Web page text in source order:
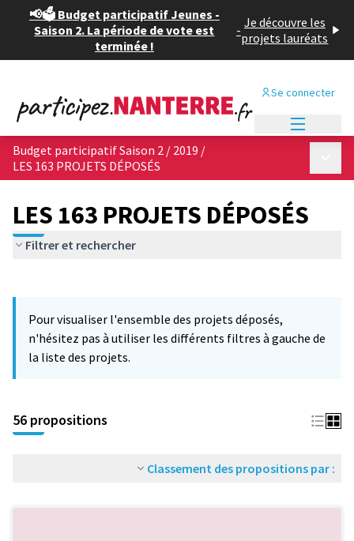
📢🗳️ Budget participatif Jeunes -
Saison 2. La période de vote est
terminée !
- Je découvre les
projets lauréats
Se connecter
Budget participatif Saison 2 / 2019 /
LES 163 PROJETS DÉPOSÉS
LES 163 PROJETS DÉPOSÉS
Filtrer et rechercher
−
Pour visualiser l'ensemble des projets déposés,
n'hésitez pas à utiliser les différents filtres à gauche de
la liste des projets.
56 propositions
Classement des propositions par :